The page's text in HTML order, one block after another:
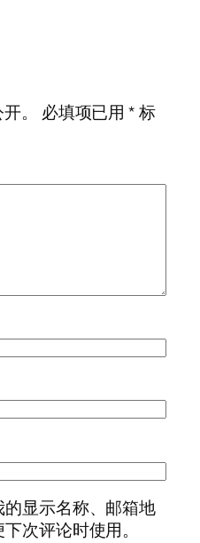
。
必填项已用*标
显示名称、邮箱地
次评论时使用。